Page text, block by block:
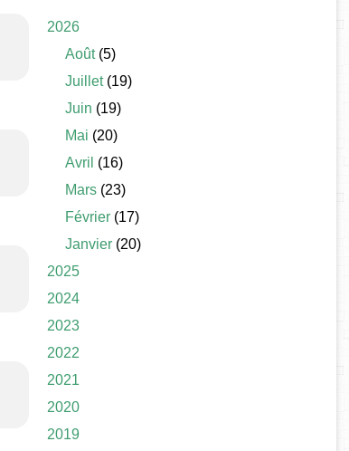
2026
Août(5)
Juillet(19)
Juin (19)
Mai (20)
Avril (16)
Mars (23)
Février (17)
Janvier (20)
2025
2024
2023
2022
2021
2020
2019